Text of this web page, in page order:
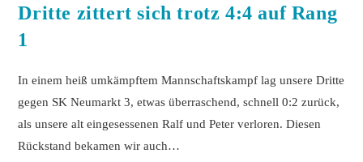
Dritte zittert sich trotz 4:4 auf Rang
1
In einem heiß umkämpftem Mannschaftskampf lag unsere Dritte
gegen SK Neumarkt 3, etwas überraschend, schnell 0:2 zurück,
als unsere alt eingesessenen Ralf und Peter verloren. Diesen
Rückstand bekamen wir auch…